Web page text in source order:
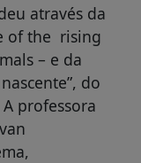
através da
of the rising
– e da
do
professora